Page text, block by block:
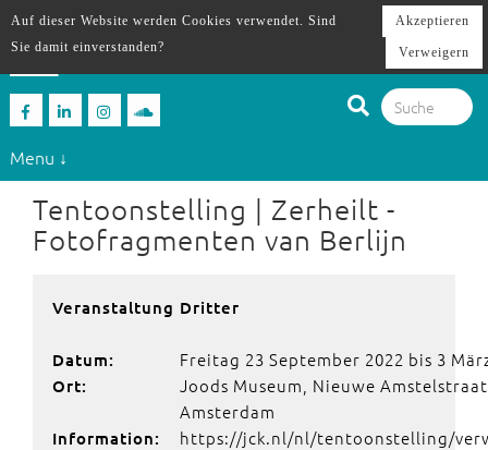
Menu ↓
Tentoonstelling | Zerheilt -
Fotofragmenten van Berlijn
Veranstaltung Dritter
Datum: Freitag 23 September 2022 bis 3
Ort:
Joods Museum, Nieuwe
Amsterdam
Information:
https://jck.nl/nl/tentoonstelling/
Auf dieser Website werden Cookies verwendet. Sind
Sie damit einverstanden?
Akzeptieren
Verweigern